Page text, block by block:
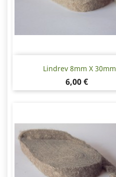
Lindrev 8mm X 30mm
Pris
6,00 €